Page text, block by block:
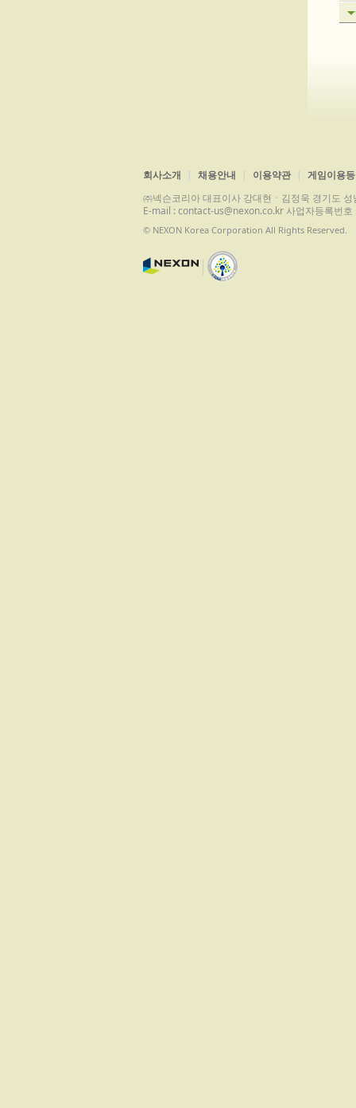
회사소개 채용안내 이용약관
게임이용
㈜넥슨코리아 대표이사 강대현ㆍ김정욱 경기도
E-mail : contact-us@nexon.co.kr 사업자등록번
© NEXON Korea Corporation All Rights Reserved.
|